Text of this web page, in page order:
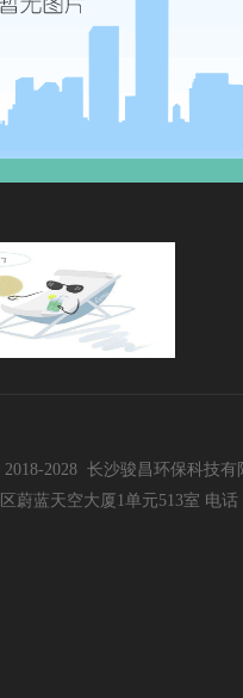
2028 长沙骏昌环保科技有
蔚蓝天空大厦1单元513室 电